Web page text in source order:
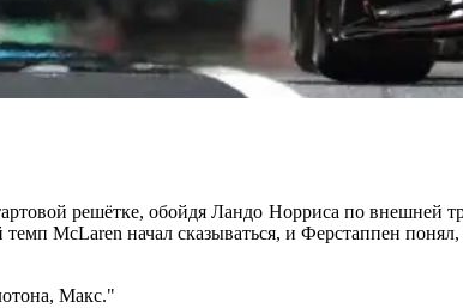
решётке, обойдя Ландо Норриса по внешней
McLaren начал сказываться, и Ферстаппен
Макс."